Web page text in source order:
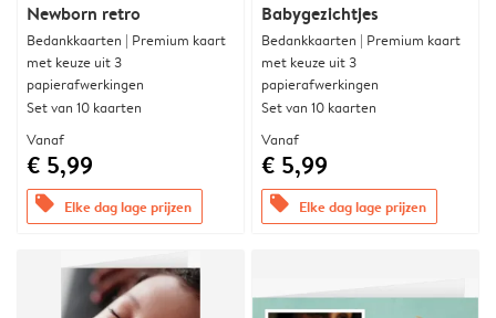
Newborn retro
Bedankkaarten | Premium kaart
met keuze uit 3
papierafwerkingen
Set van 10 kaarten
Vanaf
€ 5,99
offers Elke dag lage prijzen
Babygezichtjes
Bedankkaarten | Premium kaart
met keuze uit 3
papierafwerkingen
Set van 10 kaarten
Vanaf
€ 5,99
offers Elke dag lage prijzen